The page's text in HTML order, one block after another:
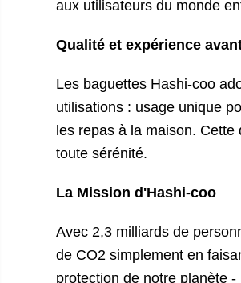
aux utilisateurs du monde
Qualité et expérience
Les baguettes Hashi-coo
utilisations : usage unique
les repas à la maison.
toute sérénité.
La Mission d'Hashi-coo
Avec 2,3 milliards de
de CO2 simplement en
protection de notre planète